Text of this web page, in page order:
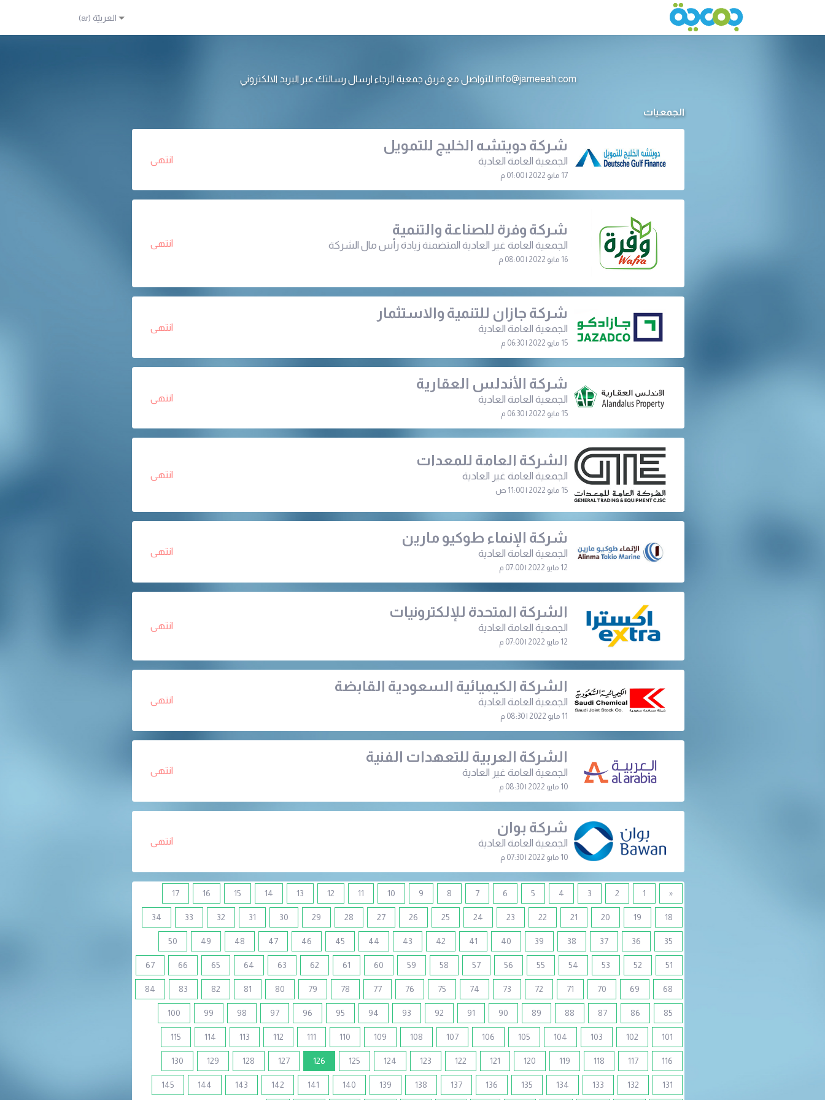
info@jameeah.com للتواصل مع فريق جمعية الرجاء ارسال رسالتك عبر البريد الالكتروني
الجمعيات
شركة دويتشه الخليج للتمويل
الجمعية العامة العادية
17 مايو 2022 | 01:00 م
انتهى
شركة وفرة للصناعة والتنمية
الجمعية العامة غير العادية المتضمنة زيادة رأس مال الشركة
16 مايو 2022 | 08:00 م
انتهى
شركة جازان للتنمية والاستثمار
الجمعية العامة العادية
15 مايو 2022 | 06:30 م
انتهى
شركة الأندلس العقارية
الجمعية العامة العادیة
15 مايو 2022 | 06:30 م
انتهى
الشركة العامة للمعدات
الجمعية العامة غير العادية
15 مايو 2022 | 11:00 ص
انتهى
شركة الإنماء طوكيو مارين
الجمعية العامة العادية
12 مايو 2022 | 07:00 م
انتهى
الشركة المتحدة للإلكترونيات
الجمعية العامة العادية
12 مايو 2022 | 07:00 م
انتهى
الشركة الكيميائية السعودية القابضة
الجمعية العامة العادية
11 مايو 2022 | 08:30 م
انتهى
الشركة العربية للتعهدات الفنية
الجمعية العامة غير العادية
10 مايو 2022 | 08:30 م
انتهى
شركة بوان
الجمعية العامة العادية
10 مايو 2022 | 07:30 م
انتهى
«
1
2
3
4
5
6
7
8
9
10
11
12
13
14
15
16
17
18
19
20
21
22
23
24
25
26
27
28
29
30
31
32
33
34
35
36
37
38
39
40
41
42
43
44
45
46
47
48
49
50
51
52
53
54
55
56
57
58
59
60
61
62
63
64
65
66
67
68
69
70
71
72
73
74
75
76
77
78
79
80
81
82
83
84
85
86
87
88
89
90
91
92
93
94
95
96
97
98
99
100
101
102
103
104
105
106
107
108
109
110
111
112
113
114
115
116
117
118
119
120
121
122
123
124
125
126
(current)
127
128
129
130
131
132
133
134
135
136
137
138
139
140
141
142
143
144
145